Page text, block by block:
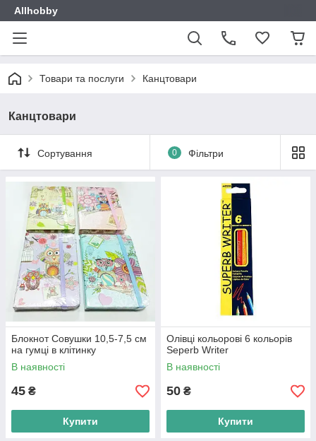
Allhobby
Товари та послуги Канцтовари
Канцтовари
Сортування 0 Фільтри
Блокнот Совушки 10,5-7,5 см
на гумці в клітинку
В наявності
45 ₴
Купити
Олівці кольорові 6 кольорів
Seperb Writer
В наявності
50 ₴
Купити